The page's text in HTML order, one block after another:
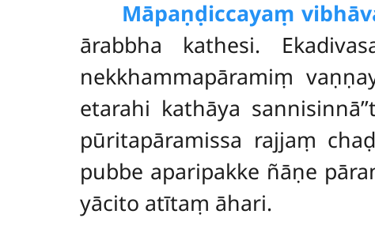
Māpaṇḍiccayaṃ
ārabbha kathesi.
nekkhammapāramiṃ
etarahi kathāya
pūritapāramissa rajjaṃ
pubbe aparipakke ñāṇe
yācito atītaṃ āhari.